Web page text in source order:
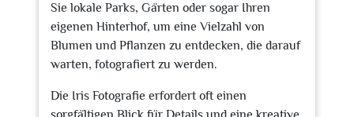
Sie lokale Parks, Gärten oder sogar Ihren
eigenen Hinterhof, um eine Vielzahl von
Blumen und Pflanzen zu entdecken, die darauf
warten, fotografiert zu werden.
Die Iris Fotografie erfordert oft einen